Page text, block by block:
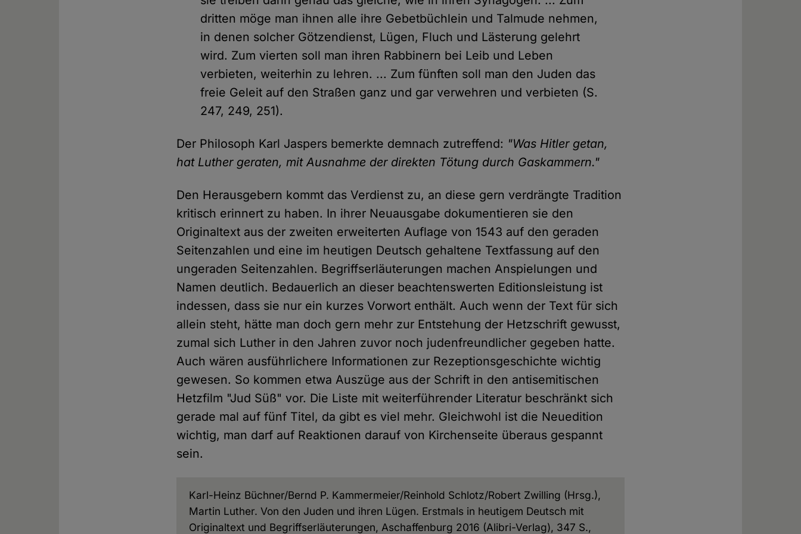
dritten möge man ihnen alle ihre Gebetbüchlein und Talmude nehmen,
in denen solcher Götzendienst, Lügen, Fluch und Lästerung gelehrt
wird. Zum vierten soll man ihren Rabbinern bei Leib und Leben
verbieten, weiterhin zu lehren. ... Zum fünften soll man den Juden das
freie Geleit auf den Straßen ganz und gar verwehren und verbieten (S.
247, 249, 251).
Der Philosoph Karl Jaspers bemerkte demnach zutreffend: "Was Hitler getan,
hat Luther geraten, mit Ausnahme der direkten Tötung durch Gaskammern."
Den Herausgebern kommt das Verdienst zu, an diese gern verdrängte Tradition
kritisch erinnert zu haben. In ihrer Neuausgabe dokumentieren sie den
Originaltext aus der zweiten erweiterten Auflage von 1543 auf den geraden
Seitenzahlen und eine im heutigen Deutsch gehaltene Textfassung auf den
ungeraden Seitenzahlen. Begriffserläuterungen machen Anspielungen und
Namen deutlich. Bedauerlich an dieser beachtenswerten Editionsleistung ist
indessen, dass sie nur ein kurzes Vorwort enthält. Auch wenn der Text für sich
allein steht, hätte man doch gern mehr zur Entstehung der Hetzschrift gewusst,
zumal sich Luther in den Jahren zuvor noch judenfreundlicher gegeben hatte.
Auch wären ausführlichere Informationen zur Rezeptionsgeschichte wichtig
gewesen. So kommen etwa Auszüge aus der Schrift in den antisemitischen
Hetzfilm "Jud Süß" vor. Die Liste mit weiterführender Literatur beschränkt sich
gerade mal auf fünf Titel, da gibt es viel mehr. Gleichwohl ist die Neuedition
wichtig, man darf auf Reaktionen darauf von Kirchenseite überaus gespannt
sein.
Karl-Heinz Büchner/Bernd P. Kammermeier/Reinhold Schlotz/Robert Zwilling (Hrsg.),
Martin Luther. Von den Juden und ihren Lügen. Erstmals in heutigem Deutsch mit
Originaltext und Begriffserläuterungen, Aschaffenburg 2016 (Alibri-Verlag), 347 S.,